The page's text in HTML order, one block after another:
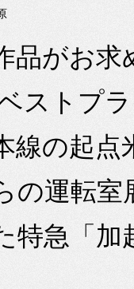
品がお
ストプ
線の起点
の運転室
特急「加